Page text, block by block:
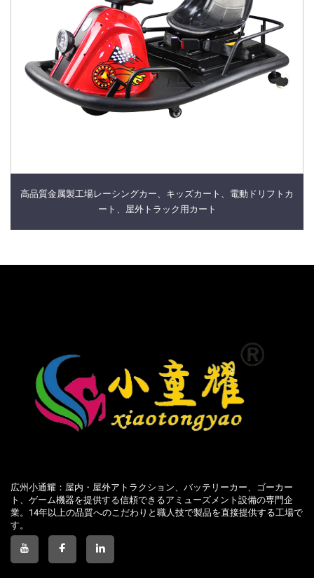
高品質金属製工場レーシングカー、キッズカート、電動ドリフトカ
ート、屋外トラック用カート
広州小通耀：屋内・屋外アトラクション、バッテリーカー、ゴーカー
ト、ゲーム機器を提供する信頼できるアミューズメント設備の専門企
業。14年以上の品質へのこだわりと職人技で製品を直接提供する工場で
す。